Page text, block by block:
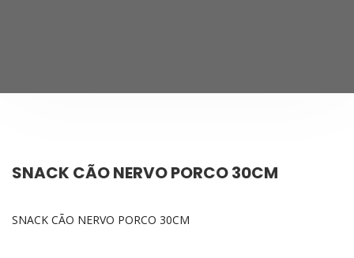
SNACK CÃO NERVO PORCO 30CM
SNACK CÃO NERVO PORCO 30CM